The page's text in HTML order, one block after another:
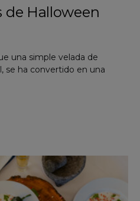
de Halloween
una simple velada de
se ha convertido en una